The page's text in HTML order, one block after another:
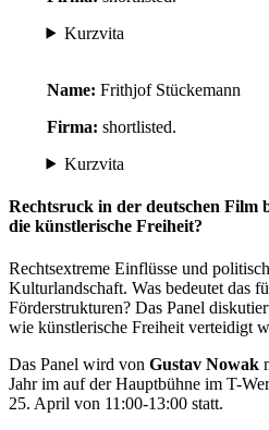
Kurzvita
Name: Frithjof Stückemann
Firma: shortlisted.
Kurzvita
Rechtsruck in der deutschen Film
die künstlerische Freiheit?
Rechtsextreme Einflüsse und
Kulturlandschaft. Was bedeutet das
Förderstrukturen? Das Panel
wie künstlerische Freiheit verteidigt
Das Panel wird von Gustav Nowak
Jahr im auf der Hauptbühne im T-
25. April von 11:00-13:00 statt.